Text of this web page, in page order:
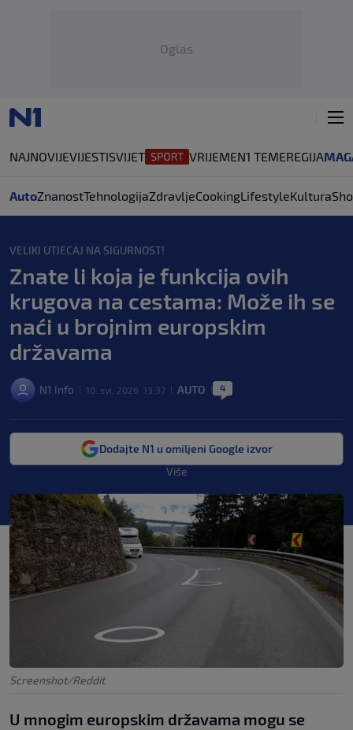
Oglas
NAJNOVIJEVIJESTISVIJET VRIJEMEN1 TEMEREGIJA
AutoZnanostTehnologijaZdravljeCookingLifestyleKultura
VELIKI UTJECAJ NA SIGURNOST!
Znate li koja je funkcija ovih
krugova na cestama: Može ih se
naći u brojnim europskim
državama
N1 Info 10. svi. 2026. 13:37 AUTO 4
Dodajte N1 u omiljeni Google izvor
Više
Screenshot/Reddit
U mnogim europskim državama mogu se